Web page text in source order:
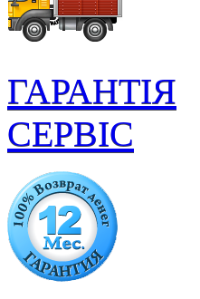
ГАРАНТІЯ
СЕРВІС